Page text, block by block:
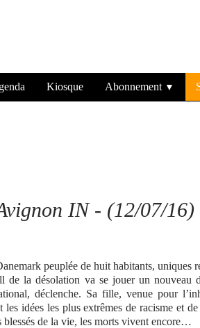
Kiosque Abonnement ▼
IN - (12/07/16)
peuplée de huit habitants, uniques
la désolation va se jouer un nouveau
déclenche. Sa fille, venue pour
idées les plus extrêmes de racisme et
blessés de la vie, les morts vivent encore…